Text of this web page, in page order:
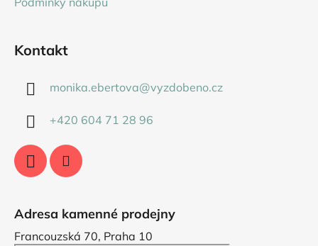
Kontakt
monika.ebertova@vyzdobeno.cz
+420 604 71 28 96
Adresa kamenné prodejny
Francouzská 70, Praha 10